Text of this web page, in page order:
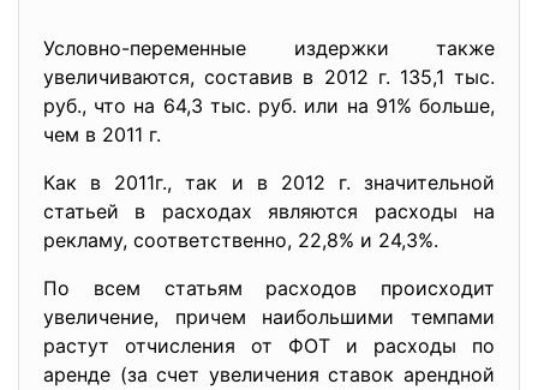
Условно-переменные издержки также
увеличиваются, составив в 2012 г. 135,1 тыс.
руб., что на 64,3 тыс. руб. или на 91% больше,
чем в 2011 г.
Как в 2011г., так и в 2012 г. значительной
статьей в расходах являются расходы на
рекламу, соответственно, 22,8% и 24,3%.
По всем статьям расходов происходит
увеличение, причем наибольшими темпами
растут отчисления от ФОТ и расходы по
аренде (за счет увеличения ставок арендной